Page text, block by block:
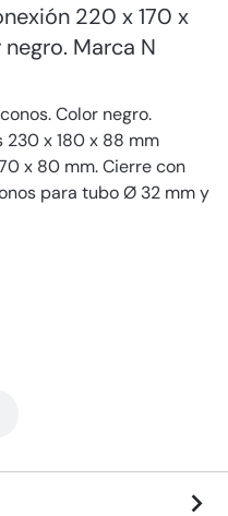
220 x 170 x
Marca N
Color negro.
230 x 180 x 88 mm
x 80 mm. Cierre con
para tubo Ø 32 mm y